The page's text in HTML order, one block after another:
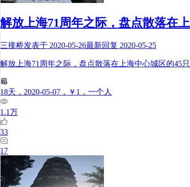
解放上海71周年之际，盘点散落在
三接桥发表于 2020-05-26最新回复 2020-05-25
解放上海71周年之际，盘点散落在上海中心城区的45
18天 ，2020-05-07 ，￥1 ，一个人
1.1万
33
17